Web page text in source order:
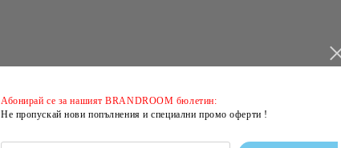
Абонирай се за нашият BRANDROOM бюлетин:
Не пропускай нови попълнения и специални промо оферти !